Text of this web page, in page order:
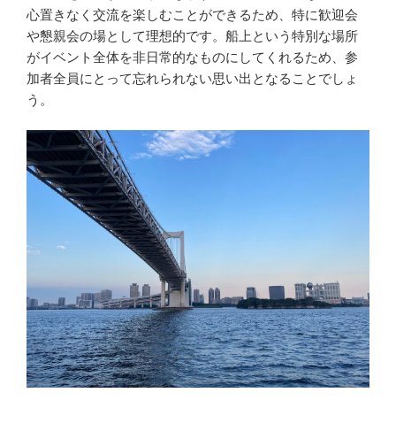
心置きなく交流を楽しむことができるため、特に歓迎会
や懇親会の場として理想的です。船上という特別な場所
がイベント全体を非日常的なものにしてくれるため、参
加者全員にとって忘れられない思い出となることでしょ
う。